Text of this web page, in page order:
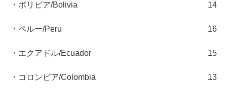
・ボリビア/Bolivia 14
・ペルー/Peru 16
・エクアドル/Ecuador 15
・コロンビア/Colombia 13